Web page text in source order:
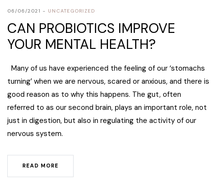
06/06/2021 UNCATEGORIZED
CAN PROBIOTICS IMPROVE
YOUR MENTAL HEALTH?
Many of us have experienced the feeling of our ‘stomachs
turning’ when we are nervous, scared or anxious, and there is
good reason as to why this happens. The gut, often
referred to as our second brain, plays an important role, not
just in digestion, but also in regulating the activity of our
nervous system.
READ MORE